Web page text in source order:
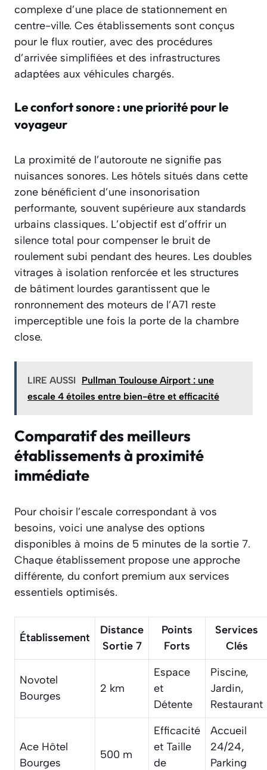
complexe d’une place de stationnement en
centre-ville. Ces établissements sont conçus
pour le flux routier, avec des procédures
d’arrivée simplifiées et des infrastructures
adaptées aux véhicules chargés.
Le confort sonore : une priorité pour le
voyageur
La proximité de l’autoroute ne signifie pas
nuisances sonores. Les hôtels situés dans cette
zone bénéficient d’une insonorisation
performante, souvent supérieure aux standards
urbains classiques. L’objectif est d’offrir un
silence total pour compenser le bruit de
roulement subi pendant des heures. Les doubles
vitrages à isolation renforcée et les structures
de bâtiment lourdes garantissent que le
ronronnement des moteurs de l’A71 reste
imperceptible une fois la porte de la chambre
close.
LIRE AUSSI
Pullman Toulouse Airport : une
escale 4 étoiles entre bien-être et efficacité
Comparatif des meilleurs
établissements à proximité
immédiate
Pour choisir l’escale correspondant à vos
besoins, voici une analyse des options
disponibles à moins de 5 minutes de la sortie 7.
Chaque établissement propose une approche
différente, du confort premium aux services
essentiels optimisés.
Établissement
Distance
Sortie 7
Points
Forts
Services
Clés
Novotel
Bourges
2 km
Espace
et
Détente
Piscine,
Jardin,
Restaurant
Ace Hôtel
Bourges
500 m
Efficacité
et Taille
de
Accueil
24/24,
Parking